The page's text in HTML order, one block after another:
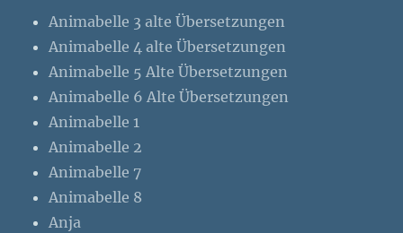
Animabelle 3 alte Übersetzungen
Animabelle 4 alte Übersetzungen
Animabelle 5 Alte Übersetzungen
Animabelle 6 Alte Übersetzungen
Animabelle 1
Animabelle 2
Animabelle 7
Animabelle 8
Anja